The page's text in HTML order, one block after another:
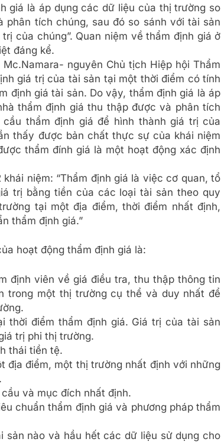
giá là áp dụng các dữ liệu của thị trường so
tích chúng, sau đó so sánh với tài sản
của chúng”. Quan niệm về thẩm định giá ở
đáng kể.
nguyên Chủ tịch Hiệp hội Thẩm
giá trị của tài sản tại một thời điểm có tính
định giá tài sản. Do vậy, thẩm định giá là áp
thẩm định giá thu thập được và phân tích
thẩm định giá để hình thành giá trị của
thấy được bản chất thực sự của khái niệm
thẩm đính giá là một hoạt động xác định
niệm: “Thẩm định giá là việc cơ quan, tổ
trị bằng tiền của các loại tài sản theo quy
tại một địa điểm, thời điểm nhất định,
thẩm định giá.”
hoạt động thẩm định giá là:
định viên về giá điều tra, thu thập thông tin
trong một thị trường cụ thể và duy nhất để
điểm thẩm định giá. Giá trị của tài sản
trị phi thị trường.
thái tiền tệ.
điểm, một thị trường nhất định với những
và mục đích nhất định.
chuẩn thẩm định giá và phương pháp thẩm
nào và hầu hết các dữ liệu sử dụng cho